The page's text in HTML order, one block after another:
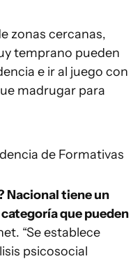
zonas cercanas,
temprano pueden
e ir al juego con
madrugar para
de Formativas
Nacional tiene un
que pueden
“Se establece
psicosocial